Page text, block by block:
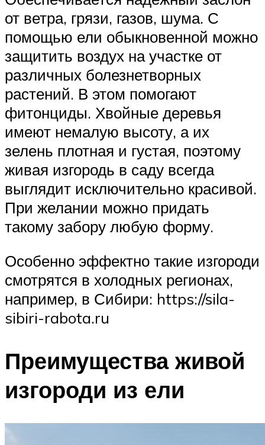
от ветра, грязи, газов, шума. С
помощью ели обыкновенной можно
защитить воздух на участке от
различных болезнетворных
растений. В этом помогают
фитонциды. Хвойные деревья
имеют немалую высоту, а их
зелень плотная и густая, поэтому
живая изгородь в саду всегда
выглядит исключительно красивой.
При желании можно придать
такому забору любую форму.
Особенно эффектно такие изгороди
смотрятся в холодных регионах,
например, в Сибири: https://sila-
sibiri-rabota.ru
Преимущества живой
изгороди из ели